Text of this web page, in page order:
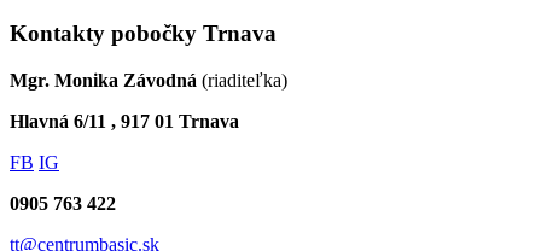
Kontakty pobočky Trnava
Mgr. Monika Závodná (riaditeľka)
Hlavná 6/11 , 917 01 Trnava
FB IG
0905 763 422
tt@centrumbasic.sk